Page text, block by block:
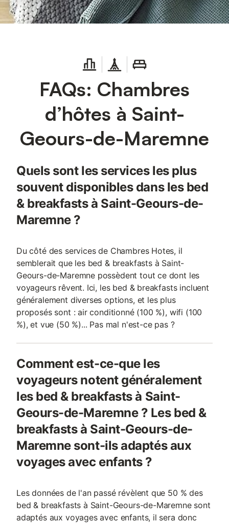
FAQs: Chambres
d’hôtes à Saint-
Geours-de-Maremne
Quels sont les services les plus
souvent disponibles dans les bed
& breakfasts à Saint-Geours-de-
Maremne ?
Du côté des services de Chambres Hotes, il
semblerait que les bed & breakfasts à Saint-
Geours-de-Maremne possèdent tout ce dont les
voyageurs rêvent. Ici, les bed & breakfasts incluent
généralement diverses options, et les plus
proposés sont : air conditionné (100 %), wifi (100
%), et vue (50 %)... Pas mal n'est-ce pas ?
Comment est-ce-que les
voyageurs notent généralement
les bed & breakfasts à Saint-
Geours-de-Maremne ? Les bed &
breakfasts à Saint-Geours-de-
Maremne sont-ils adaptés aux
voyages avec enfants ?
Les données de l'an passé révèlent que 50 % des
bed & breakfasts à Saint-Geours-de-Maremne sont
adaptés aux voyages avec enfants, il sera donc